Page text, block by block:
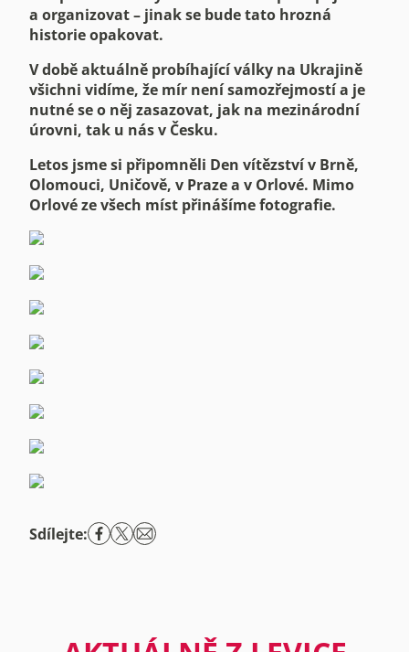
a organizovat – jinak se bude tato hrozná
historie opakovat.
V době aktuálně probíhající války na Ukrajině
všichni vidíme, že mír není samozřejmostí a je
nutné se o něj zasazovat, jak na mezinárodní
úrovni, tak u nás v Česku.
Letos jsme si připomněli Den vítězství v Brně,
Olomouci, Uničově, v Praze a v Orlové. Mimo
Orlové ze všech míst přinášíme fotografie.
Sdílejte: